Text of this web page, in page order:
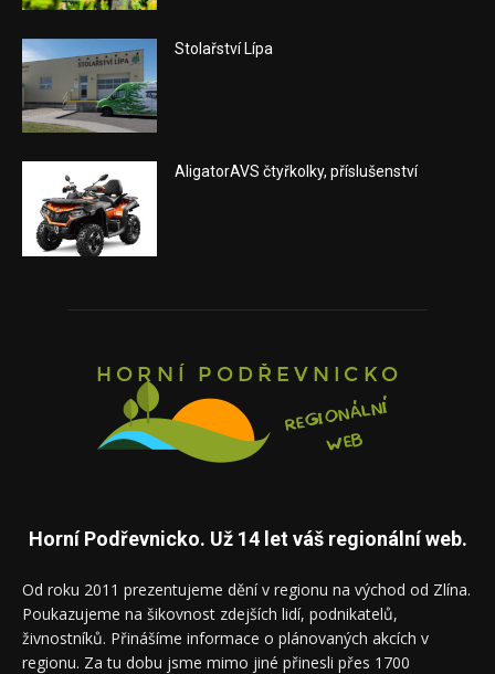
Stolařství Lípa
AligatorAVS čtyřkolky, příslušenství
Horní Podřevnicko. Už 14 let váš regionální web.
Od roku 2011 prezentujeme dění v regionu na východ od Zlína.
Poukazujeme na šikovnost zdejších lidí, podnikatelů,
živnostníků. Přinášíme informace o plánovaných akcích v
regionu. Za tu dobu jsme mimo jiné přinesli přes 1700